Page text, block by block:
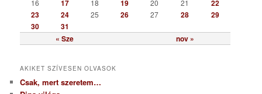
« Sze nov »
16 17 18 19 20 21
22
23
24 25 26 27 28
29
30
31
AKIKET SZÍVESEN OLVASOK
Csak, mert szeretem…